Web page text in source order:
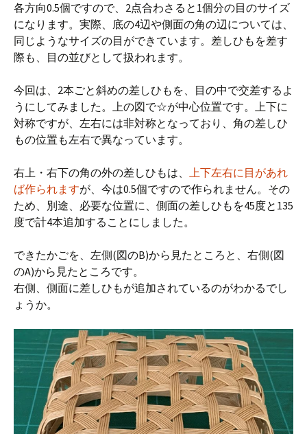
各方向0.5個ですので、2点合わさると1個分の目のサイズ
になります。実際、底の4辺や側面の角の辺については、
同じようなサイズの目ができています。差しひもを差す
際も、目の並びとして扱われます。
今回は、2本ごと斜めの差しひもを、目の中で交差するよ
うにしてみました。上の図で☆が中心位置です。上下に
対称ですが、左右には非対称となっており、角の差しひ
もの位置も左右で異なっています。
右上・右下の角の外の差しひもは、 上下左右に目があれ
ば作られますが、今は0.5個ですので作られません。その
ため、別途、必要な位置に、側面の差しひもを45度と135
度で計4本追加することにしました。
できたかごを、左側(図のB)から見たところと、右側(図
のA)から見たところです。
右側、側面に差しひもが追加されているのがわかるでし
ょうか。